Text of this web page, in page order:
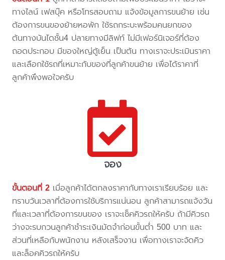
ทางไลน์ เฟสบุ๊ค หรือโทรสอบถาม แจ้งข้อมูลการขนย้าย เช่น
ต้องการขนของย้ายหอพัก ใช้รถกระบะพร้อมคนยกของ
ต้นทางบันไดชั้น4 ปลายทางมีลิฟท์ ไม่มีเฟอร์นิเจอร์ที่ต้อง
ถอดประกอบ มีของใหญ่ตู้เย็น เป็นต้น ทางเราจะประเมินราคา
และเลือกใช้รถที่เหมาะกับของที่ลูกค้าขนย้าย เพื่อได้ราคาที่
ลูกค้าพึงพอใจครับ
จอง
ขั้นตอนที่ 2 เมื่อลูกค้าได้ตกลงราคากับทางเราเรียบร้อย และ
ทราบวันเวลาที่ต้องการใช้บริการแน่นอน ลูกค้าสามารถแจ้งวัน
ที่และเวลาที่ต้องการขนของ เราจะเช็คคิวรถให้ครับ ถ้ามีคิวรถ
ว่างจะรบกวนลูกค้าชำระเงินมัดจำก่อนขั้นต่ำ 500 บาท และ
ส่วนที่เหลือกับพนักงาน หลังเสร็จงาน เพื่อทางเราจะจัดคิว
และล็อคคิวรถให้ครับ